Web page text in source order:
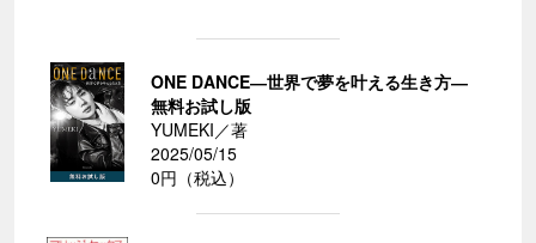
ONE DANCE―世界で夢を叶える生き方―
無料お試し版
YUMEKI／著
2025/05/15
0円（税込）